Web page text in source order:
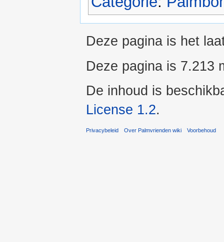
Deze pagina is het
Deze pagina is 7.213
De inhoud is
License 1.2.
Privacybeleid Over Palmvrienden wiki Voorbehoud